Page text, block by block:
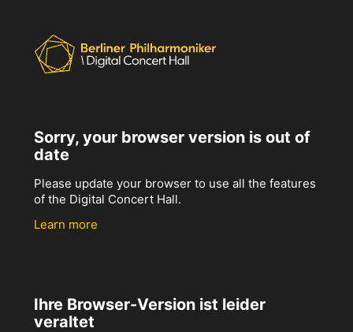
Sorry, your browser version is out of
date
Please update your browser to use all the features
of the Digital Concert Hall.
Learn more
Ihre Browser-Version ist leider
veraltet